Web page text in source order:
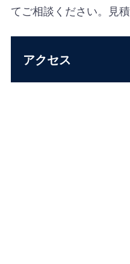
てご相談ください。見
アクセス